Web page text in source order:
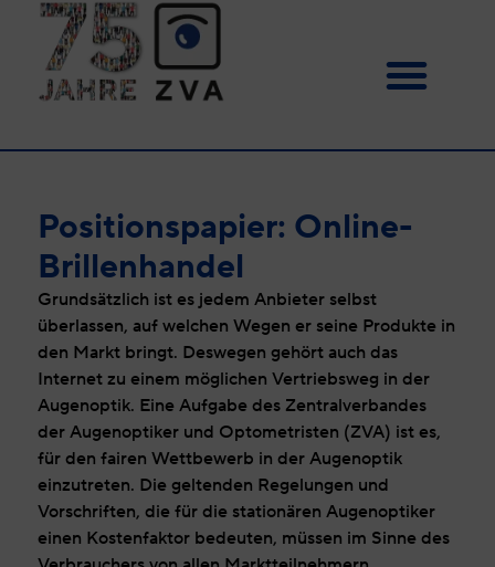
Positionspapier: Online-
Brillenhandel
Grundsätzlich ist es jedem Anbieter selbst
überlassen, auf welchen Wegen er seine Produkte in
den Markt bringt. Deswegen gehört auch das
Internet zu einem möglichen Vertriebsweg in der
Augenoptik. Eine Aufgabe des Zentralverbandes
der Augenoptiker und Optometristen (ZVA) ist es,
für den fairen Wettbewerb in der Augenoptik
einzutreten. Die geltenden Regelungen und
Vorschriften, die für die stationären Augenoptiker
einen Kostenfaktor bedeuten, müssen im Sinne des